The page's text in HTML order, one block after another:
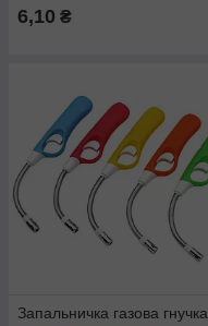
6,10 ₴
Запальничка газова гнучка